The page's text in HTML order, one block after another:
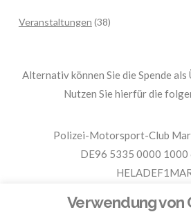
Veranstaltungen (38)
Alternativ können Sie die Spende
Nutzen Sie hierfür die
Polizei-Motorsport-Club
DE96 5335 0000 1000
Verwendung von